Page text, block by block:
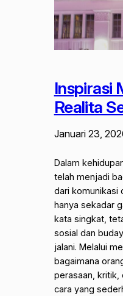
Inspirasi
Realita
Januari 23,
Dalam
telah menjadi
dari komunikasi
hanya sekadar
kata singkat,
sosial dan
jalani. Melalui
bagaimana
perasaan, kritik,
cara yang